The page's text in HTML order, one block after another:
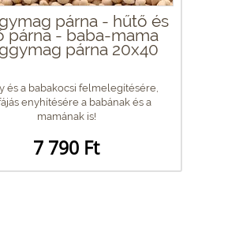
párna - hűtő és
párna - baba-mama
párna 20x40
és a babakocsi felmelegítésére,
enyhítésére a babának és a
mamának is!
7 790 Ft